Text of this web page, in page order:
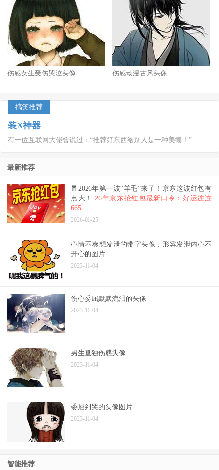
伤感女生受伤哭泣头像 伤感动漫古风头像
搞笑推荐
装X神器
有一位互联网大佬曾说过：“推荐好东西给别人是一种美德！”
最新推荐
🧧2026年第一波“羊毛”来了！京东这波红包有
点大！ 26年京东抢红包最新口令：好运连连
665
2026-01-25
心情不爽想发泄的带字头像，形容发泄内心不
开心的图片
2023-11-04
伤心委屈默默流泪的头像
2023-11-04
男生孤独伤感头像
2023-11-04
委屈到哭的头像图片
2023-11-04
智能推荐